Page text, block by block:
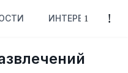
ИНТЕРЕСНОЕ